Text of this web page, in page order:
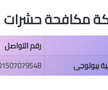
مكافحة حشرات
رقم التواصل
بيولوجى